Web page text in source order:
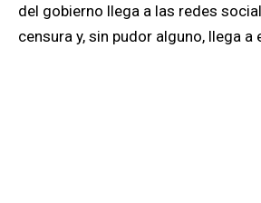
del gobierno llega a las redes
censura y, sin pudor alguno, llega a